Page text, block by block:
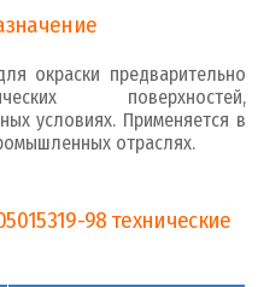
окраски предварительно
поверхностей,
условиях. Применяется в
отраслях.
98 технические